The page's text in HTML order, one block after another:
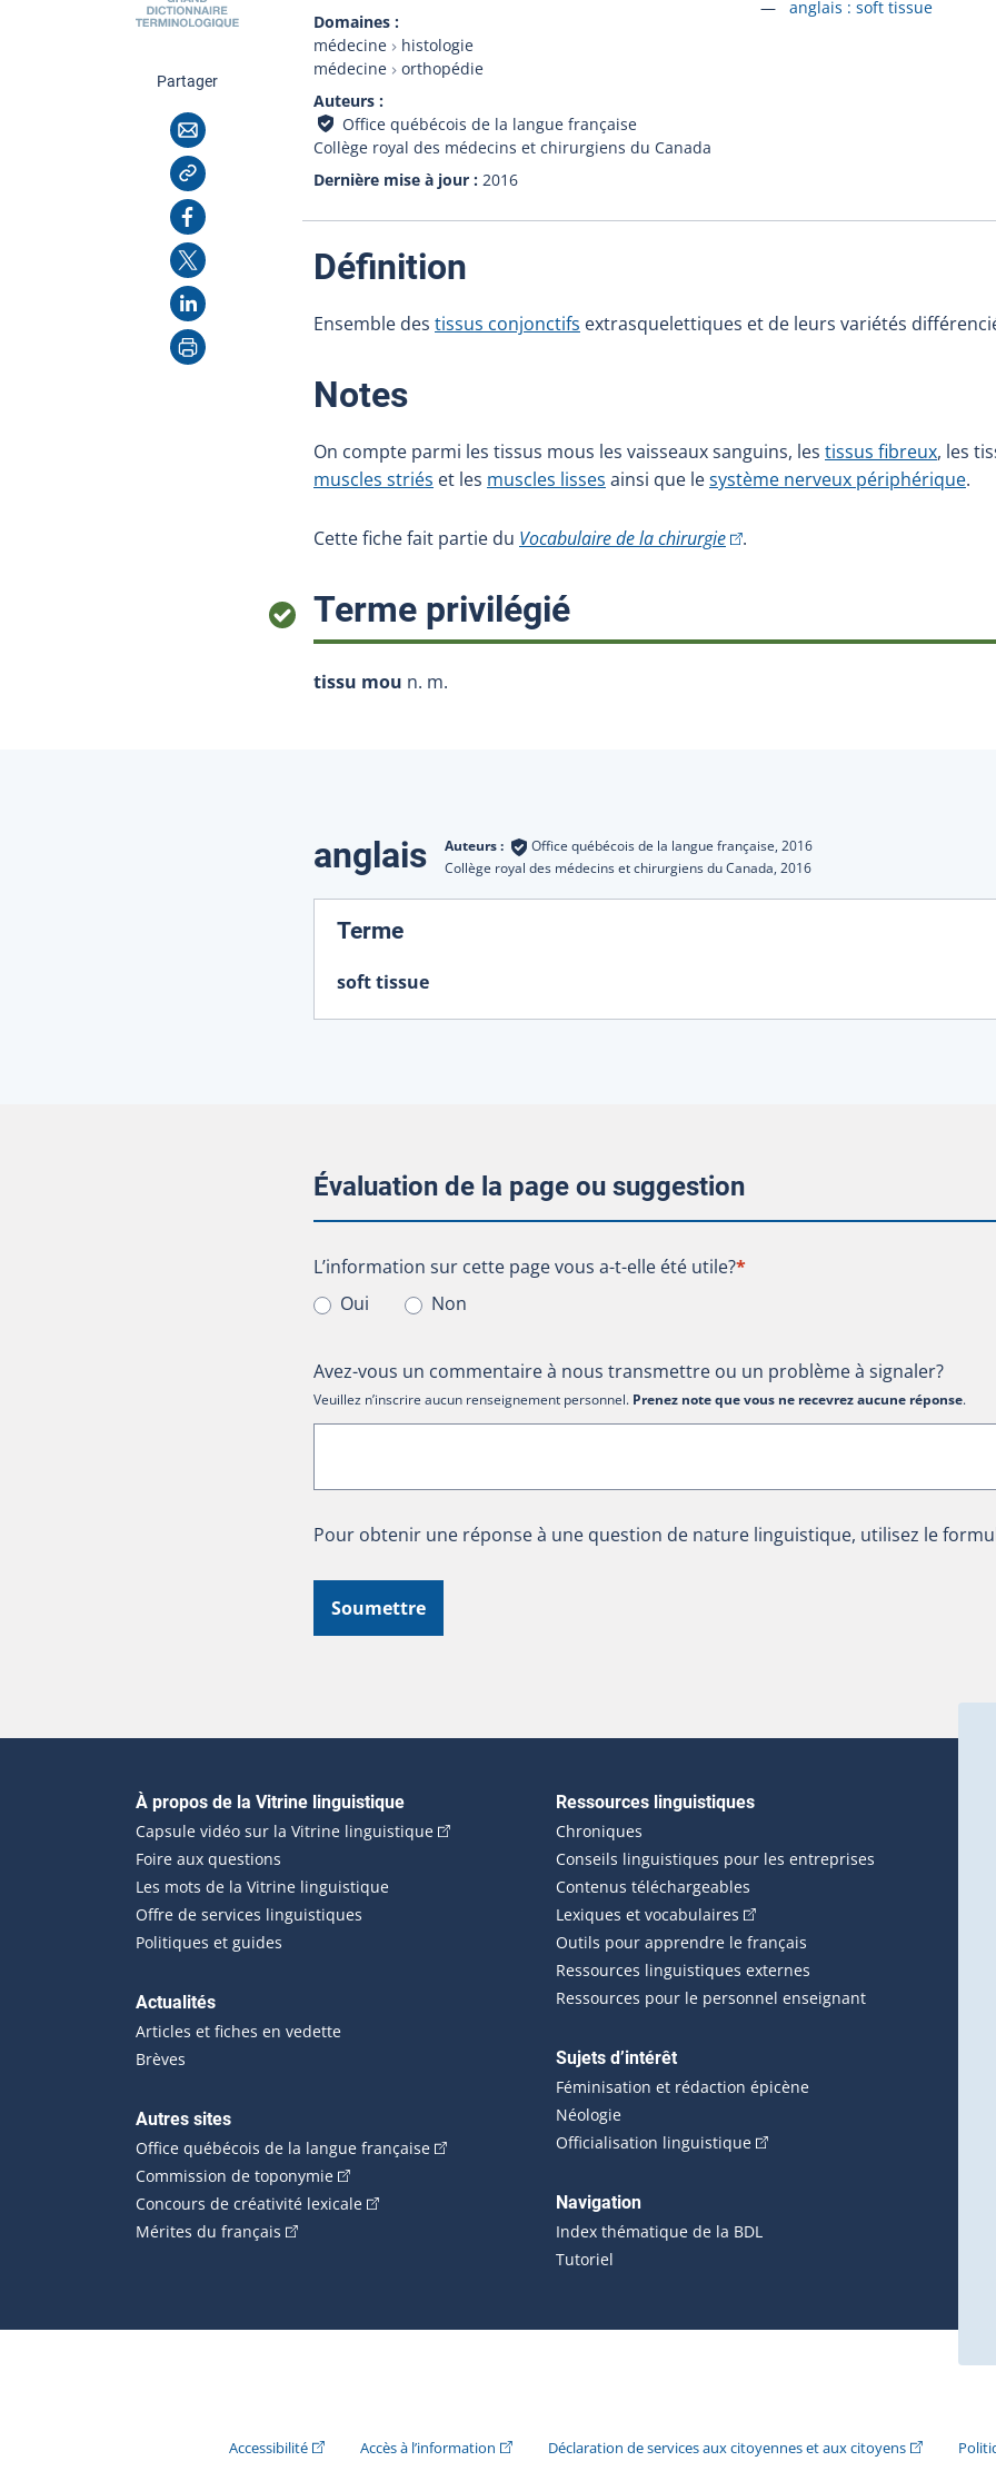
Domaines
médecine
histologie
médecine
orthopédie
Auteurs
Office québécois de la langue française
Collège royal des médecins et chirurgiens du Canada
Dernière mise à jour
2016
Accéder à la fiche en
anglais : soft tissue
Partagercette page
Courriel
Copier l'adresse
Facebook
X
LinkedIn
Imprimer
Définition
Ensemble des tissus conjonctifs extrasquelettiques et de leurs variétés
Notes:
On compte parmi les tissus mous les vaisseaux sanguins, les tissus fibreux, les
muscles striés et les muscles lisses ainsi que lesystème nerveux périphérique.
Cette fiche fait partie du Vocabulaire de la chirurgie(Cet hyperlien externe s'ouvrira
.
Terme privilégié:
tissu mou n. m.
Traductions
anglais Auteurs : Office québécois de la langue française, 2016
Collège royal des médecins et chirurgiens du Canada, 2016
Terme:
soft tissue
Évaluation de la page ou suggestion
L’information sur cette page vous a-t-elle été utile?
L’information sur cette page vous a-t-elle été utile?*
Oui
Non
Avez-vous un commentaire à nous transmettre ou un problème à signaler?
Veuillez n’inscrire aucun renseignement personnel. Prenez note que vous ne recevrez aucune réponse.
Pour obtenir une réponse à une question de nature linguistique, utilisez le
Soumettre
Navigation principale
À propos de la Vitrine linguistique
Capsule vidéo sur la Vitrine linguistique(Cet hyperlien externe s'ouvrira dans une nouvelle fenêtre.)
Foire aux questions
Les mots de la Vitrine linguistique
Offre de services linguistiques
Politiques et guides
Actualités
Articles et fiches en vedette
Brèves
Autres sites
Office québécois de la langue française(Cet hyperlien externe s'ouvrira dans une nouvelle fenêtre.)
Commission de toponymie(Cet hyperlien externe s'ouvrira dans une nouvelle fenêtre.)
Concours de créativité lexicale(Cet hyperlien externe s'ouvrira dans une nouvelle fenêtre.)
Mérites du français (Cet hyperlien externe s'ouvrira dans une nouvelle fenêtre.)
Ressources linguistiques
Chroniques
Conseils linguistiques pour les entreprises
Contenus téléchargeables
Lexiques et vocabulaires (Cet hyperlien externe s'ouvrira
Outils pour apprendre le français
Ressources linguistiques externes
Ressources pour le personnel enseignant
Sujets d’intérêt
Féminisation et rédaction épicène
Néologie
Officialisation linguistique(Cet hyperlien externe s'ouvrira
Navigation
Index thématique de la BDL
Tutoriel
Accessibilité(Cet hyperlien externe s'ouvrira dans une nouvelle fenêtre.)
Accès à l’information (Cet hyperlien externe s'ouvrira dans une nouvelle fenêtre.)
Déclaration de services aux citoyennes et aux citoyens(Cet